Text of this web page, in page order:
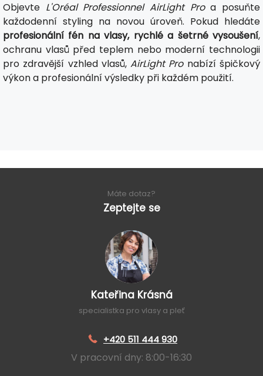
Objevte L'Oréal Professionnel AirLight Proa posuňte
každodenní styling na novou úroveň. Pokud hledáte
profesionální fén na vlasy, rychlé a šetrné vysoušení,
ochranu vlasů před teplem nebo moderní technologii
pro zdravější vzhled vlasů,AirLight Pronabízí špičkový
výkon a profesionální výsledky při každém použití.
Máte dotaz?
Zeptejte se
Kateřina Krásná
specialistka pro vlasy a pleť
+420 511 444 930
V pracovní dny: 8:00-16:30